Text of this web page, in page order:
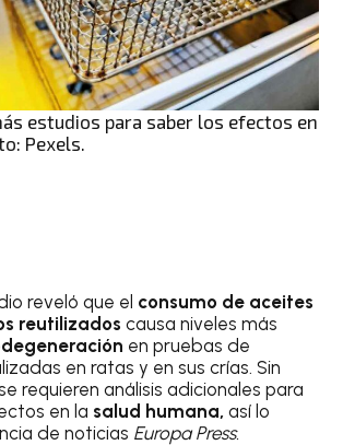
estudios para saber los efectos en
Pexels.
reveló que el consumo de aceites
reutilizados causa niveles más
en pruebas de
en ratas y en sus crías. Sin
requieren análisis adicionales para
en la salud humana, así lo
de noticias Europa Press.